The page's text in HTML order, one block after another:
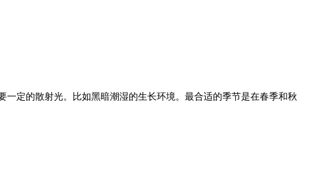
一定的散射光。比如黑暗潮湿的生长环境。最合适的季节是在春季和秋